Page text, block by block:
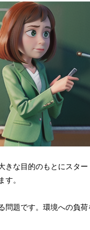
きな目的のもとにスタ
す。
問題です。環境への負